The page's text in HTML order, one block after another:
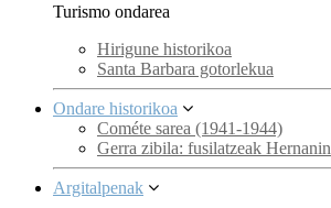
Turismo ondarea
Hirigune historikoa
Santa Barbara gotorlekua
Ondare historikoa
Cométe sarea (1941-1944)
Gerra zibila: fusilatzeak Hernanin
Argitalpenak